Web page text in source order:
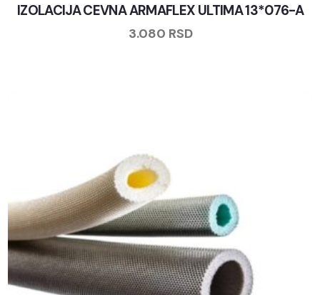
IZOLACIJA CEVNA ARMAFLEX ULTIMA 13*076-A
3.080 RSD